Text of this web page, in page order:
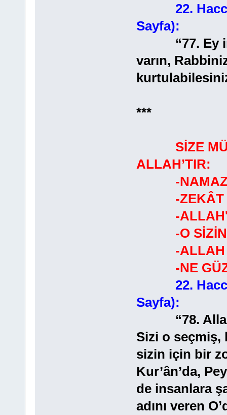
22.
Sayfa):
“77. Ey
varın,
***
SİZE
ALLAH’TIR:
-NAMAZ
-ZEKÂT
-ALLAH'A
-O SİZİN
-ALLAH
-NE
22.
Sayfa):
“78. Allah
Sizi o seçmiş,
sizin için bir
Kur’ân’da,
de insanlara
adını veren